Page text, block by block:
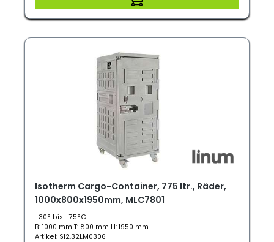
Isotherm Cargo-Container, 775 ltr., Räder,
1000x800x1950mm, MLC7801
-30° bis +75°C
B: 1000 mm T: 800 mm H: 1950 mm
Artikel: S12.32LM0306